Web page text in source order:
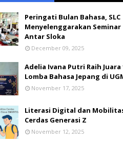
Peringati Bulan Bahasa, SLC
Menyelenggarakan Seminar
Antar Sloka
December 09, 2025
Adelia Ivana Putri Raih Juara
Lomba Bahasa Jepang di
November 17, 2025
Literasi Digital dan
Cerdas Generasi Z
November 12, 2025